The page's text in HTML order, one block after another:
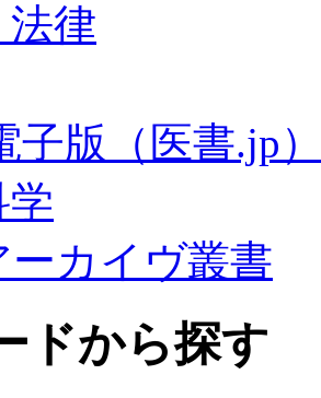
法律
子版（医書.jp
学
ーカイヴ叢書
ドから探す